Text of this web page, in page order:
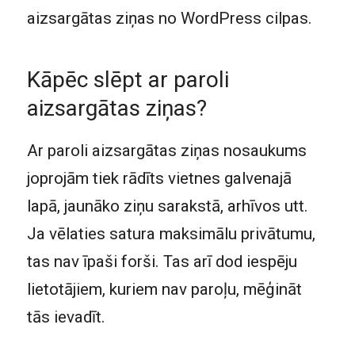
aizsargātas ziņas no WordPress cilpas.
Kāpēc slēpt ar paroli
aizsargātas ziņas?
Ar paroli aizsargātas ziņas nosaukums
joprojām tiek rādīts vietnes galvenajā
lapā, jaunāko ziņu sarakstā, arhīvos utt.
Ja vēlaties satura maksimālu privātumu,
tas nav īpaši forši. Tas arī dod iespēju
lietotājiem, kuriem nav paroļu, mēģināt
tās ievadīt.